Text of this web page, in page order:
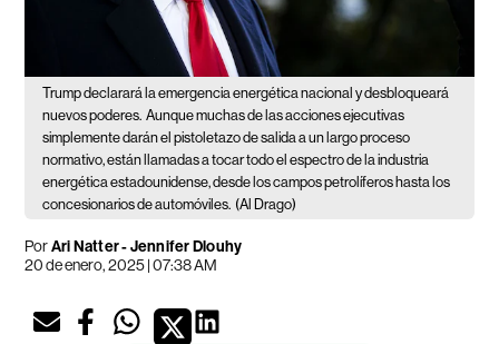
Trump declarará la emergencia energética nacional y desbloqueará
nuevos poderes. Aunque muchas de las acciones ejecutivas
simplemente darán el pistoletazo de salida a un largo proceso
normativo, están llamadas a tocar todo el espectro de la industria
energética estadounidense, desde los campos petrolíferos hasta los
concesionarios de automóviles. (Al Drago)
PorAri Natter - Jennifer Dlouhy
20 de enero, 2025 | 07:38 AM